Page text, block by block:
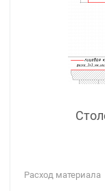
Расход материала